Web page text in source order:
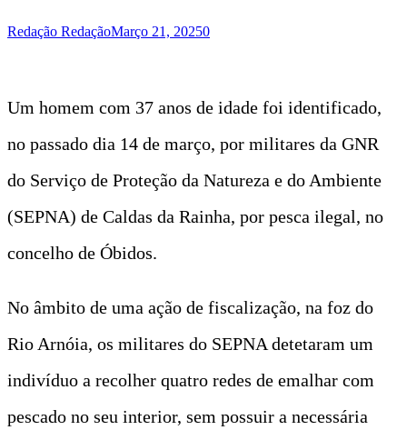
Redação RedaçãoMarço 21, 20250
Um homem com 37 anos de idade foi identificado,
no passado dia 14 de março, por militares da GNR
do Serviço de Proteção da Natureza e do Ambiente
(SEPNA) de Caldas da Rainha, por pesca ilegal, no
concelho de Óbidos.
No âmbito de uma ação de fiscalização, na foz do
Rio Arnóia, os militares do SEPNA detetaram um
indivíduo a recolher quatro redes de emalhar com
pescado no seu interior, sem possuir a necessária